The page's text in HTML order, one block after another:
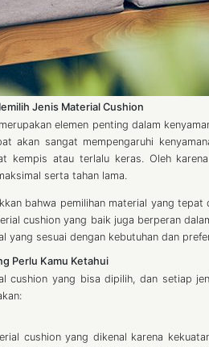
Jenis Material Cushion
elemen penting dalam
akan sangat mempengaruhi
kempis atau terlalu keras. Oleh
serta tahan lama.
bahwa pemilihan material yang
cushion yang baik juga berperan
yang sesuai dengan kebutuhan dan
Perlu Kamu Ketahui
cushion yang bisa dipilih, dan setiap
cushion yang dikenal karena